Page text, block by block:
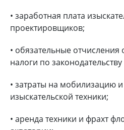
• заработная плата
проектировщиков;
• обязательные
налоги по
• затраты на мобилизацию
изыскательской техники;
• аренда техники и фрахт